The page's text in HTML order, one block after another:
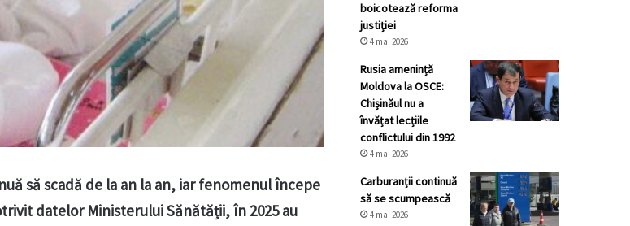
să scadă de la an la an, iar fenomenul începe
datelor Ministerului Sănătății, în 2025 au
boicotează reforma
justiției
4 mai 2026
Rusia amenință
Moldova la OSCE:
Chișinăul nu a
învățat lecțiile
conflictului din 1992
4 mai 2026
Carburanții continuă
să se scumpească
4 mai 2026